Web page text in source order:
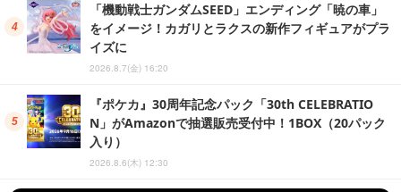
「機動戦士ガンダムSEED」エンディング「暁の車」
をイメージ！カガリとラクスの新作フィギュアがプラ
イズに
2026.8.7(金) 16:20
『ポケカ』30周年記念パック「30th CELEBRATIO
N」がAmazonで抽選販売受付中！1BOX（20パック
入り）
2026.8.6(木) 12:30